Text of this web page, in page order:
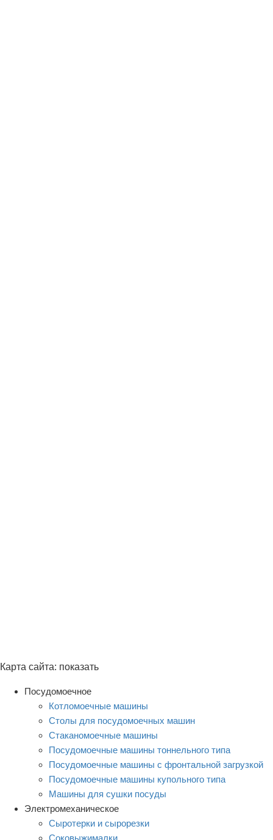
Карта сайта: показать
Посудомоечное
Котломоечные машины
Столы для посудомоечных машин
Стаканомоечные машины
Посудомоечные машины тоннельного типа
Посудомоечные машины с фронтальной загрузкой
Посудомоечные машины купольного типа
Машины для сушки посуды
Электромеханическое
Сыротерки и сырорезки
Соковыжималки